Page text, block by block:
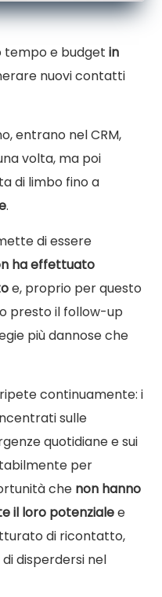
tempo e budget in
nuovi contatti
entrano nel CRM,
volta, ma poi
di limbo fino a
.
di essere
ha effettuato
e, proprio per questo
presto il follow-up
più dannose che
continuamente: i
sulle
quotidiane e sui
per
che non hanno
il loro potenzialee
di ricontatto,
disperdersi nel